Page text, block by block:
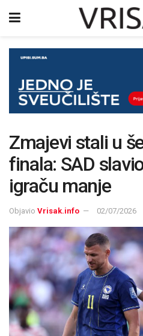
Zmajevi stali u
finala: SAD
igraču manje
Objavio Vrisak.info 02/07/2026